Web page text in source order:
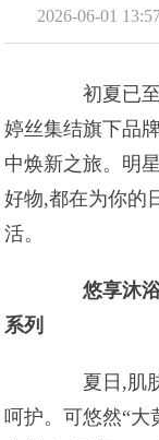
2026-06-01
初夏已至,
婷丝集结旗下品
中焕新之旅。明
好物,都在为你的
活。
悠享沐
系列
夏日,肌肤
呵护。可悠然“大